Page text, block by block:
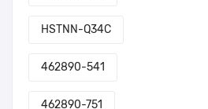
HSTNN-Q34C
462890-541
462890-751